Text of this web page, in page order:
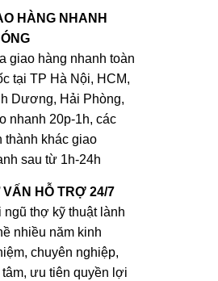
HÀNG NHANH
giao hàng nhanh toàn
tại TP Hà Nội, HCM,
Dương, Hải Phòng,
nhanh 20p-1h, các
thành khác giao
sau từ 1h-24h
VẤN HỖ TRỢ 24/7
ngũ thợ kỹ thuật lành
nhiều năm kinh
chuyên nghiệp,
tâm, ưu tiên quyền lợi